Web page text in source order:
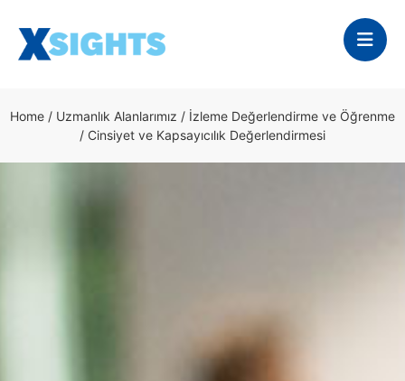
Home / Uzmanlık Alanlarımız / İzleme Değerlendirme ve Öğrenme
/ Cinsiyet ve Kapsayıcılık Değerlendirmesi